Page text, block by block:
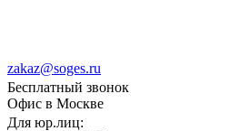
zakaz@soges.ru
Бесплатный звонок
Офис в Москве
Для юр.лиц: